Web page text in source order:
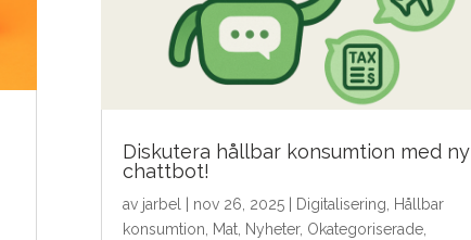
Diskutera hållbar konsumtion med ny
chattbot!
av jarbel nov 26, 2025 Digitalisering
Hållbar
konsumtion
Mat Nyheter, Okategoriserade